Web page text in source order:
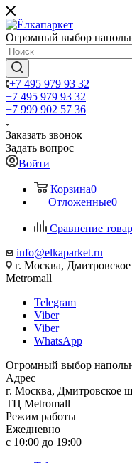
Огромный выбор
+7 495 979 93 32
+7 495 979 93 32
+7 999 902 57 36
Заказать звонок
Задать вопрос
Войти
Корзина0
Отложенные0
Сравнение
info@elkaparket.ru
г. Москва,
Metromall
Telegram
Viber
Viber
WhatsApp
Огромный выбор
Адрес
г. Москва, Дмитровское
ТЦ Metromall
Режим работы
Ежедневно
с 10:00 до 19:00